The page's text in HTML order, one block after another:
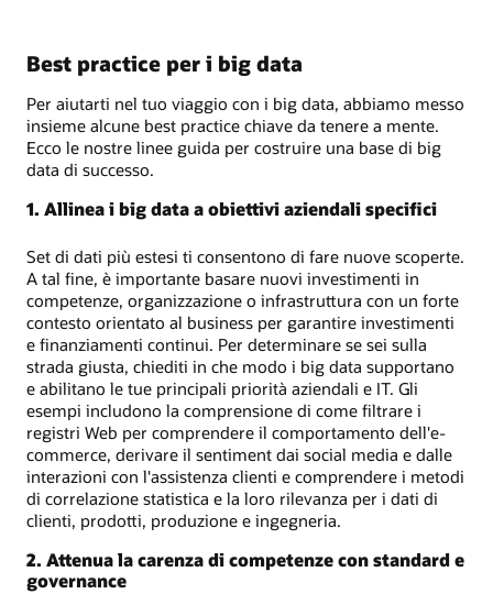
Best practice per i big data
Per aiutarti nel tuo viaggio con i big data, abbiamo messo
insieme alcune best practice chiave da tenere a mente.
Ecco le nostre linee guida per costruire una base di big
data di successo.
1. Allinea i big data a obiettivi aziendali specifici
Set di dati più estesi ti consentono di fare nuove scoperte.
A tal fine, è importante basare nuovi investimenti in
competenze, organizzazione o infrastruttura con un forte
contesto orientato al business per garantire investimenti
e finanziamenti continui. Per determinare se sei sulla
strada giusta, chiediti in che modo i big data supportano
e abilitano le tue principali priorità aziendali e IT. Gli
esempi includono la comprensione di come filtrare i
registri Web per comprendere il comportamento dell'e-
commerce, derivare il sentiment dai social media e dalle
interazioni con l'assistenza clienti e comprendere i metodi
di correlazione statistica e la loro rilevanza per i dati di
clienti, prodotti, produzione e ingegneria.
2. Attenua la carenza di competenze con standard e
governance